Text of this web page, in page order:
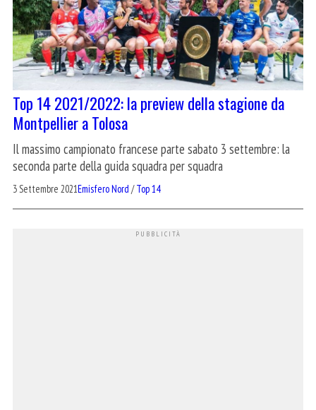
Top 14 2021/2022: la preview della stagione da
Montpellier a Tolosa
Il massimo campionato francese parte sabato 3 settembre: la
seconda parte della guida squadra per squadra
3 Settembre 2021Emisfero Nord /Top 14